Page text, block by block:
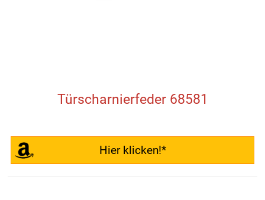
Türscharnierfeder 68581
Hier klicken!*